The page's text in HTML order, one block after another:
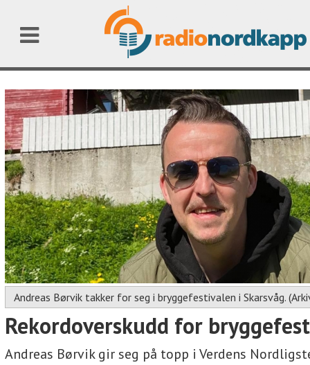
Andreas Børvik takker for seg i bryggefestivalen i Skarsvåg.
Rekordoverskudd for
Andreas Børvik gir seg på topp i Verdens